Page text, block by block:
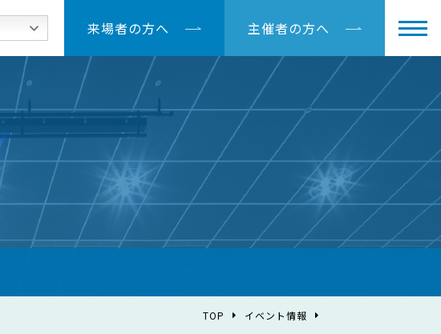
来場者の方へ 主催者の方へ
TOP イベント情報